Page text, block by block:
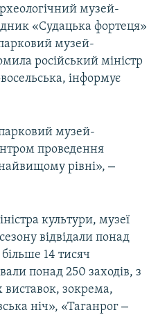
музей-
«Судацька фортеця»
музей-
російський міністр
інформує
музей-
проведення
рівні», –
культури, музеї
відвідали понад
14 тисяч
понад 250 заходів, з
виставок, зокрема,
ніч», «Таганрог –